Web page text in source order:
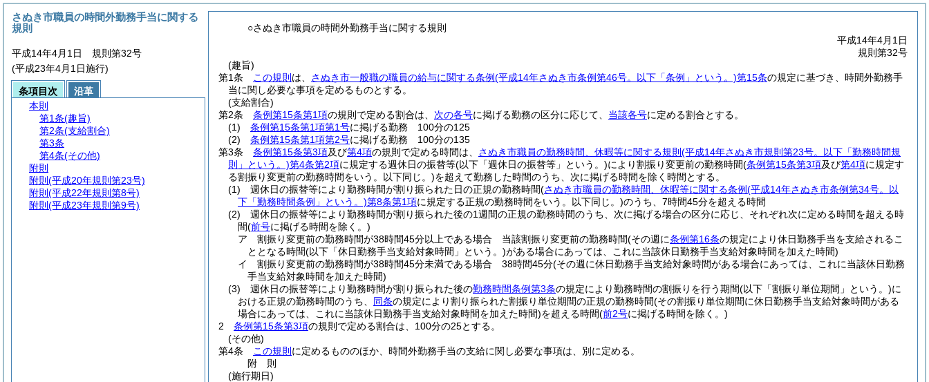
○さぬき市職員の時間外勤務手当に関する規則
平成14年4月1日
規則第32号
(趣旨)
第1条
この規則 は、 さぬき市一般職の職員の給与に関する条例(平成14年さぬき市条例第46号。以下「条例」という。)第15条の規定に基づき、時間外勤務手
当に関し必要な事項を定めるものとする。
(支給割合)
第2条
条例第15条第1項の規則で定める割合は、 次の各号に掲げる勤務の区分に応じて、 当該各号に定める割合とする。
(1)
条例第15条第1項第1号に掲げる勤務 100分の125
(2)
条例第15条第1項第2号に掲げる勤務 100分の135
第3条
条例第15条第3項及び第4項の規則で定める時間は、 さぬき市職員の勤務時間、休暇等に関する規則 (平成14年さぬき市規則第23号。以下「勤務時間規
則」という。)第4条第2項に規定する週休日の振替等(以下「週休日の振替等」という。)により割振り変更前の勤務時間(条例第15条第3項及び第4項に規定す
る割振り変更前の勤務時間をいう。以下同じ。)を超えて勤務した時間のうち、次に掲げる時間を除く時間とする。
(1)
週休日の振替等により勤務時間が割り振られた日の正規の勤務時間(さぬき市職員の勤務時間、休暇等に関する条例(平成14年さぬき市条例第34号。以
下「勤務時間条例」という。)第8条第1項に規定する正規の勤務時間をいう。以下同じ。)のうち、7時間45分を超える時間
(2)
週休日の振替等により勤務時間が割り振られた後の1週間の正規の勤務時間のうち、次に掲げる場合の区分に応じ、それぞれ次に定める時間を超える時
間(前号に掲げる時間を除く。)
ア
割振り変更前の勤務時間が38時間45分以上である場合 当該割振り変更前の勤務時間(その週に条例第16条の規定により休日勤務手当を支給されるこ
ととなる時間(以下「休日勤務手当支給対象時間」という。)がある場合にあっては、これに当該休日勤務手当支給対象時間を加えた時間)
イ
割振り変更前の勤務時間が38時間45分未満である場合 38時間45分(その週に休日勤務手当支給対象時間がある場合にあっては、これに当該休日勤務
手当支給対象時間を加えた時間)
(3)
週休日の振替等により勤務時間が割り振られた後の勤務時間条例第3条の規定により勤務時間の割振りを行う期間(以下「割振り単位期間」という。)に
おける正規の勤務時間のうち、 同条の規定により割り振られた割振り単位期間の正規の勤務時間(その割振り単位期間に休日勤務手当支給対象時間がある
場合にあっては、これに当該休日勤務手当支給対象時間を加えた時間)を超える時間(前2号に掲げる時間を除く。)
2
条例第15条第3項の規則で定める割合は、100分の25とする。
(その他)
第4条
この規則 に定めるもののほか、時間外勤務手当の支給に関し必要な事項は、別に定める。
附 則
(施行期日)
さぬき市職員の時間外勤務手当に関する
規則
平成14年4月1日 規則第32号
(平成23年4月1日施行)
条項目次
沿革
本則
第1条(趣旨)
第2条(支給割合)
第3条
第4条(その他)
附則
附則 (平成20年規則第23号)
附則 (平成22年規則第8号)
附則 (平成23年規則第9号)